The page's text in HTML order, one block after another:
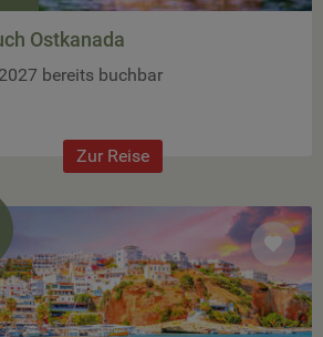
Ostkanada
bereits buchbar
Zur Reise